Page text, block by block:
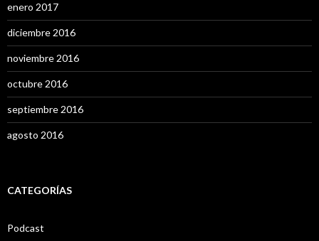
enero 2017
diciembre 2016
noviembre 2016
octubre 2016
septiembre 2016
agosto 2016
CATEGORÍAS
Podcast